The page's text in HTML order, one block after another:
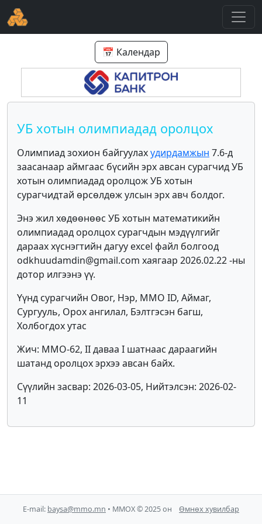
📅 Календар
УБ хотын олимпиадад оролцох
Олимпиад зохион байгуулахудирдамжын 7.6-д
заасанаар аймгаас бүсийн эрх авсан сурагчид УБ
хотын олимпиадад оролцож УБ хотын
сурагчидтай өрсөлдөж улсын эрх авч болдог.
Энэ жил хөдөөнөөс УБ хотын математикийн
олимпиадад оролцох сурагчдын мэдүүлгийг
дараах хүснэгтийн дагуу excel файл болгоод
odkhuudamdin@gmail.com хаягаар 2026.02.22 -ны
дотор илгээнэ үү.
Үүнд сурагчийн Овог, Нэр, MMO ID, Аймаг,
Сургууль, Орох ангилал, Бэлтгэсэн багш,
Холбогдох утас
Жич: ММО-62, II даваа I шатнаас дараагийн
шатанд оролцох эрхээ авсан байх.
Сүүлийн засвар: 2026-03-05, Нийтэлсэн: 2026-02-
11
E-mail: baysa@mmo.mn • ММОХ © 2025 он Өмнөх хувилбар